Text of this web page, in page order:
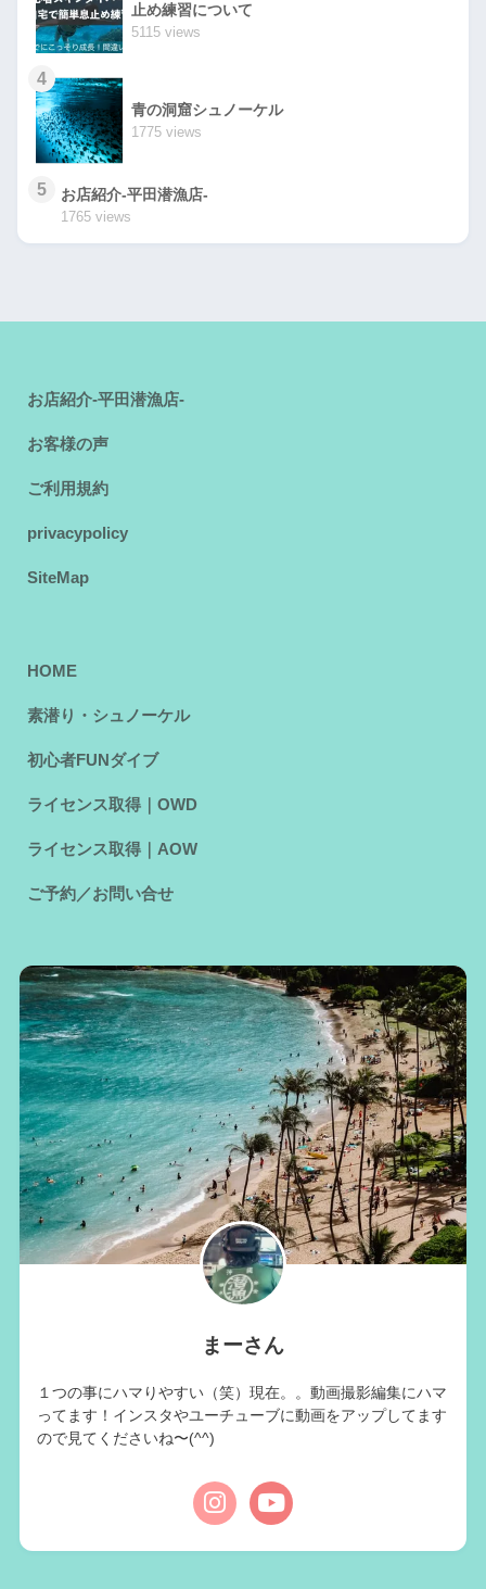
止め練習について
5115 views
4
青の洞窟シュノーケル
1775 views
5 お店紹介-平田潜漁店-
1765 views
お店紹介-平田潜漁店-
お客様の声
ご利用規約
privacypolicy
SiteMap
HOME
素潜り・シュノーケル
初心者FUNダイブ
ライセンス取得｜OWD
ライセンス取得｜AOW
ご予約／お問い合せ
まーさん
１つの事にハマりやすい（笑）現在。。動画撮影編集にハマ
ってます！インスタやユーチューブに動画をアップしてます
ので見てくださいね〜(^^)